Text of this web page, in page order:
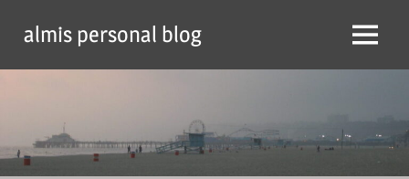
content
almis personal blog Menu